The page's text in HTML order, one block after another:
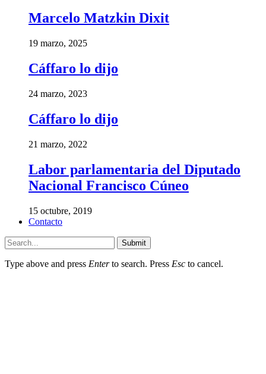
Marcelo Matzkin Dixit
19 marzo, 2025
Cáffaro lo dijo
24 marzo, 2023
Cáffaro lo dijo
21 marzo, 2022
Labor parlamentaria del Diputado
Nacional Francisco Cúneo
15 octubre, 2019
Contacto
Submit
Type above and press Enterto search. Press Esc to cancel.